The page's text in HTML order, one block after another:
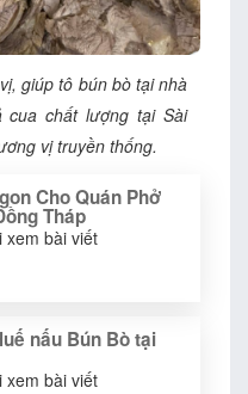
giúp tô bún bò tại nhà
cua chất lượng tại Sài
vị truyền thống.
Cho Quán Phở
Tháp
xem bài viết
nấu Bún Bò tại
xem bài viết